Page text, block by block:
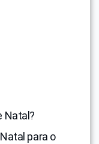
Natal?
para o